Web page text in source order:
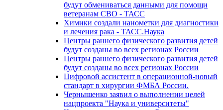
будут обмениваться данными для помощи
ветеранам СВО - ТАСС
Химики создали нанометки для диагностики
и лечения рака - ТАСС.Наука
Центры раннего физического развития детей
будут созданы во всех регионах России
Центры раннего физического развития детей
будут созданы во всех регионах России
Цифровой ассистент в операционной-новый
стандарт в хирургии ФМБА России.
Чернышенко заявил о выполнении целей
нацпроекта "Наука и университеты"